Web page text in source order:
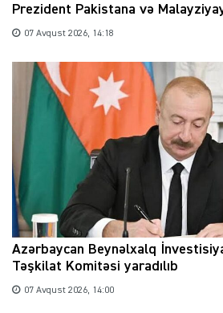
Prezident Pakistana və
07 Avqust 2026, 14:18
Azərbaycan Beynəlxalq
Təşkilat Komitəsi yaradılıb
07 Avqust 2026, 14:00